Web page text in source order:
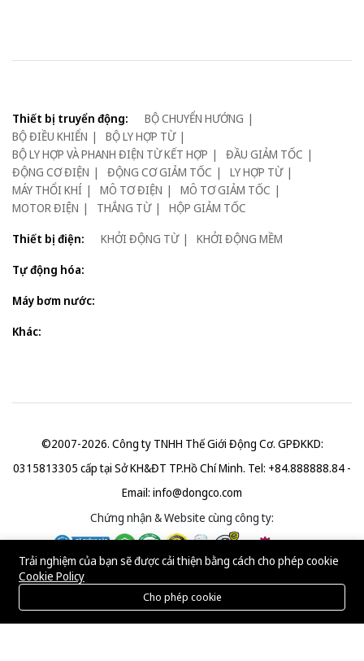
Thiết bị truyển động:
BỘ CHUYỂN HƯỚNG
BỘ ĐIỀU KHIỂN
BỘ LY HỢP TỪ
BỘ LY HỢP VÀ PHANH ĐIỆN TỪ KẾT HỢP
ĐẦU GIẢM TỐC
ĐỘNG CƠ ĐIỆN
ĐỘNG CƠ GIẢM TỐC
LY HỢP TỪ
MÁY THỔI KHÍ
MÔ TƠ ĐIỆN
MÔ TƠ GIẢM TỐC
MOTOR ĐIỆN
THẮNG TỪ
HỘP GIẢM TỐC
Thiết bị điện:
KHỞI ĐỘNG TỪ
KHỞI ĐỘNG MỀM
Tự động hóa:
Máy bơm nước:
Khác:
©2007-2026. Công ty TNHH Thế Giới Động Cơ. GPĐKKD:
0315813305 cấp tại Sở KH&ĐT TP.Hồ Chí Minh. Tel: +84.888888.84 -
Email: info@dongco.com
Chứng nhận & Website cùng công ty:
Trải nghiệm của bạn sẽ được cải thiện bằng cách cho phép cookie
Cookie Policy
Cho phép cookie